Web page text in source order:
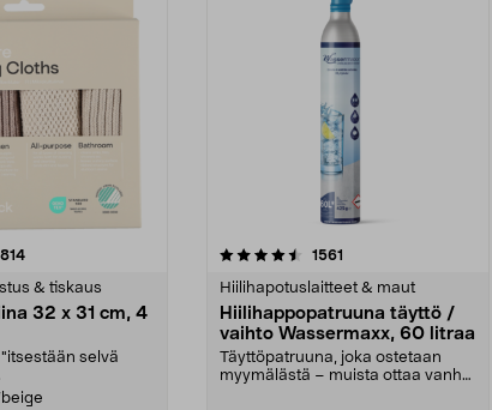
arvostelut
& tiskaus
32 x 31 cm, 4
selvä
1561
Hiilihapotuslaitteet & maut
Hiilihappopatruuna täyttö /
vaihto Wassermaxx, 60 litraa
Täyttöpatruuna, joka ostetaan
myymälästä – muista ottaa vanha
4.5viidestä